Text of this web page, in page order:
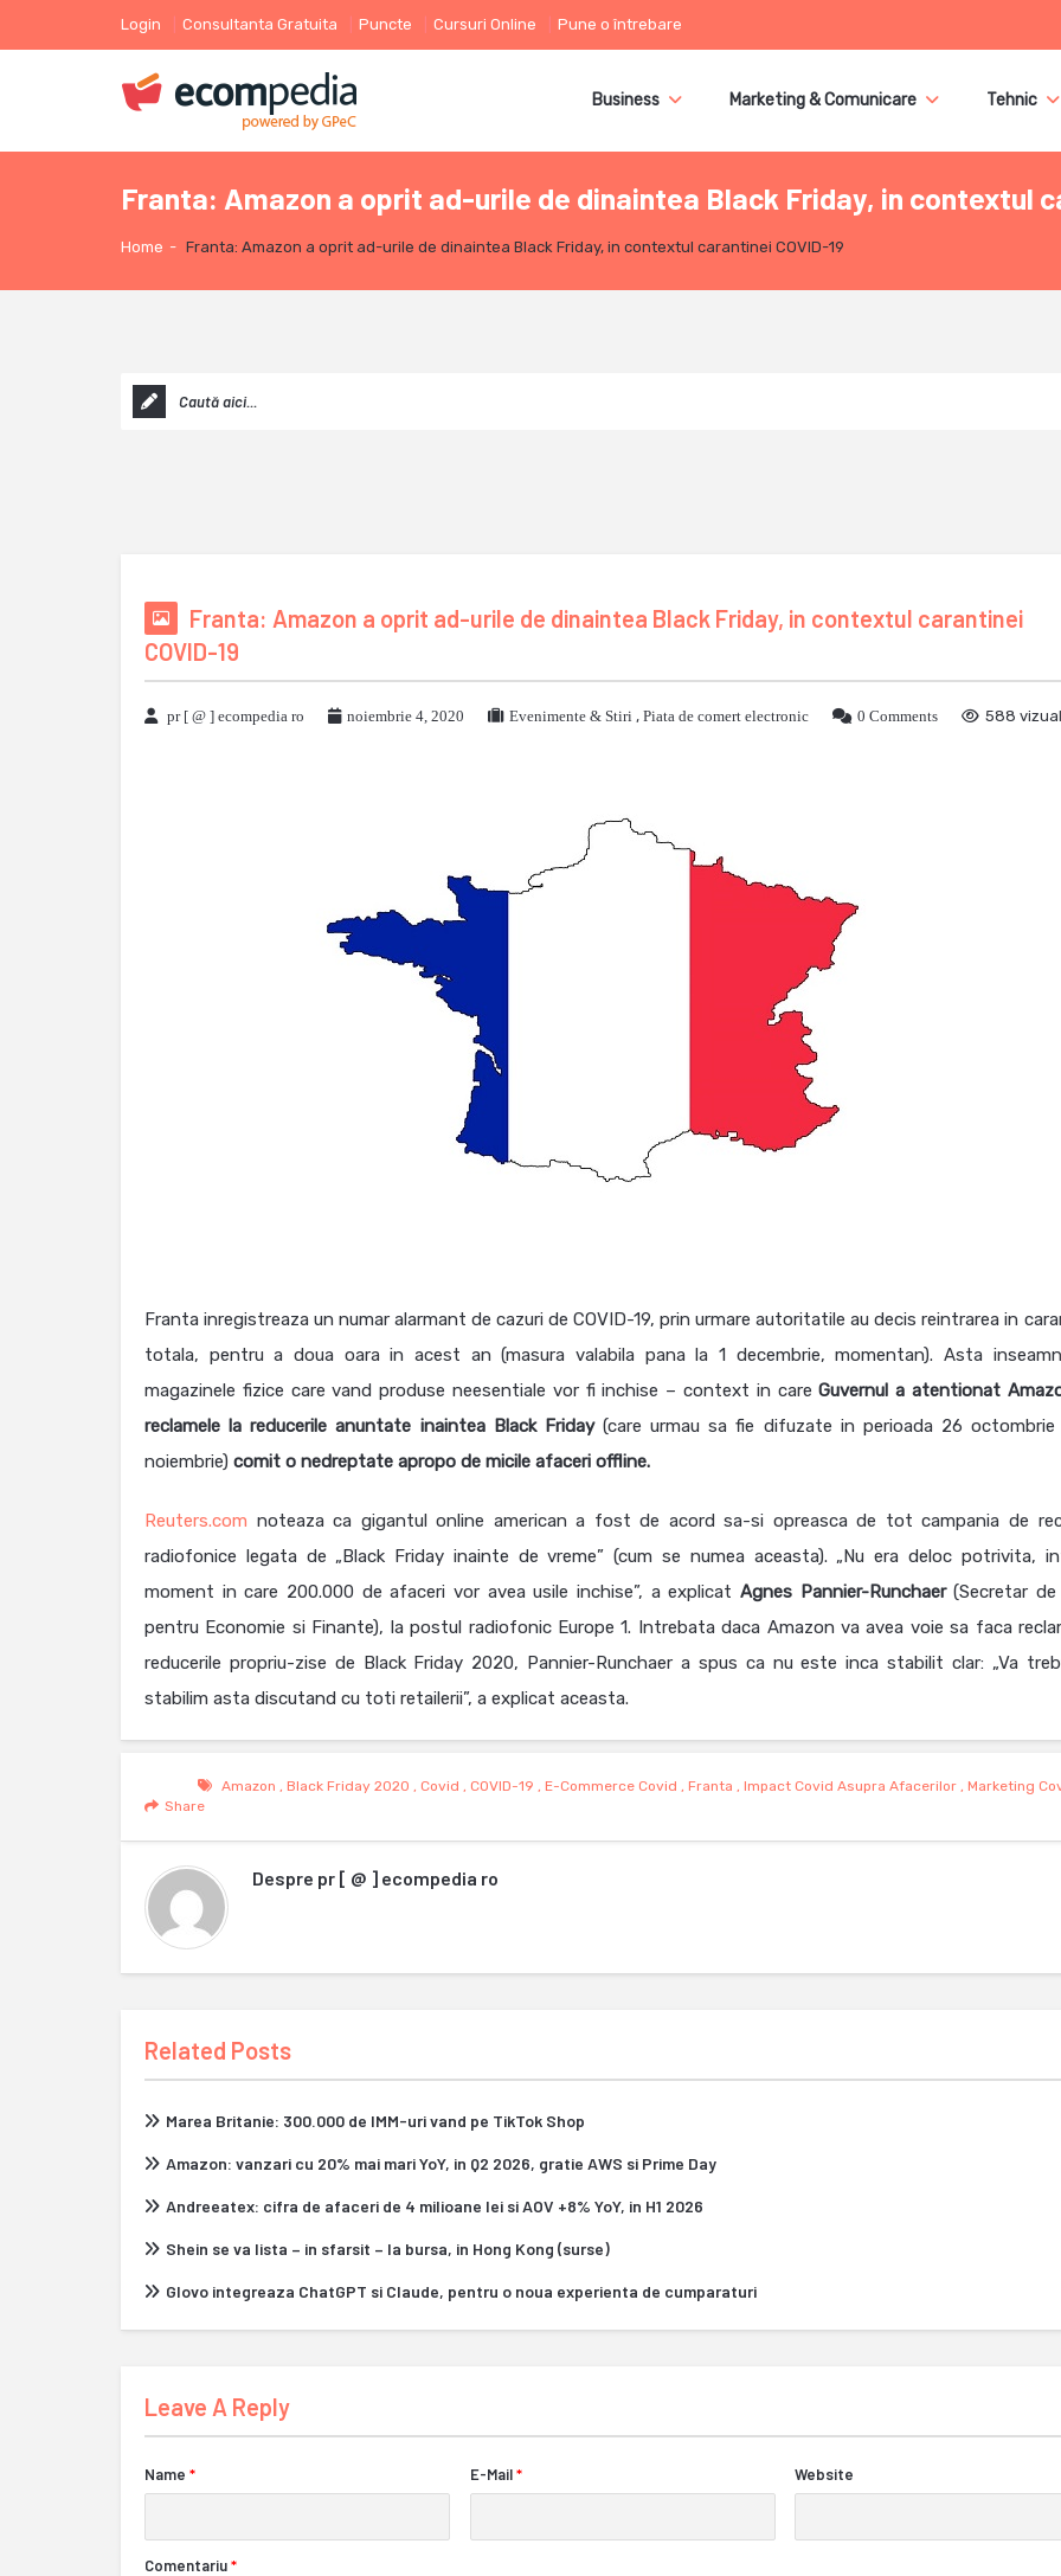
Login Consultanta Gratuita Puncte Cursuri Online Pune o întrebare
Business Marketing & Comunicare Tehnic
Franta: Amazon a oprit ad-urile de dinaintea Black Friday, in contextul
Home - Franta: Amazon a oprit ad-urile de dinaintea Black Friday, in contextul carantinei COVID-19
Franta: Amazon a oprit ad-urile de dinaintea Black Friday, in contextul carantinei
COVID-19
pr [ @ ] ecompedia ro noiembrie 4, 2020 Evenimente & Stiri , Piata de comert electronic 0 Comments 588
Franta inregistreaza un numar alarmant de cazuri de COVID-19, prin urmare autoritatile au decis reintrarea in
totala, pentru a doua oara in acest an (masura valabila pana la 1 decembrie, momentan). Asta
magazinele fizice care vand produse neesentiale vor fi inchise – context in careGuvernul a atentionat
reclamele la reducerile anuntate inaintea Black Friday(care urmau sa fie difuzate in perioada 26 octombrie
noiembrie) comit o nedreptate apropo de micile afaceri offline.
Reuters.com noteaza ca gigantul online american a fost de acord sa-si opreasca de tot campania de
radiofonice legata de „Black Friday inainte de vreme” (cum se numea aceasta). „Nu era deloc potrivita,
moment in care 200.000 de afaceri vor avea usile inchise”, a explicat Agnes Pannier-Runchaer(Secretar
pentru Economie si Finante), la postul radiofonic Europe 1. Intrebata daca Amazon va avea voie sa faca
reducerile propriu-zise de Black Friday 2020, Pannier-Runchaer a spus ca nu este inca stabilit clar: „Va
stabilim asta discutand cu toti retailerii”, a explicat aceasta.
Amazon , Black Friday 2020 , Covid , COVID-19 , E-Commerce Covid , Franta , Impact Covid Asupra Afacerilor, Marketing
Share
Despre pr [ @ ] ecompedia ro
Related Posts
Marea Britanie: 300.000 de IMM-uri vand pe TikTok Shop
Amazon: vanzari cu 20% mai mari YoY, in Q2 2026, gratie AWS si Prime Day
Andreeatex: cifra de afaceri de 4 milioane lei si AOV +8% YoY, in H1 2026
Shein se va lista – in sfarsit – la bursa, in Hong Kong (surse)
Glovo integreaza ChatGPT si Claude, pentru o noua experienta de cumparaturi
Leave A Reply
Name * E-Mail * Website
Comentariu*